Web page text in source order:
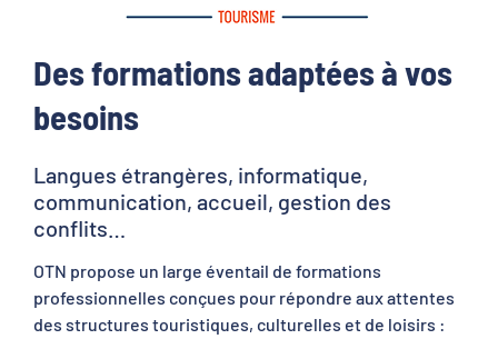
Des formations adaptées à vos
besoins
Langues étrangères, informatique,
communication, accueil, gestion des
conflits…
OTN propose un large éventail de formations
professionnelles conçues pour répondre aux attentes
des structures touristiques, culturelles et de loisirs :